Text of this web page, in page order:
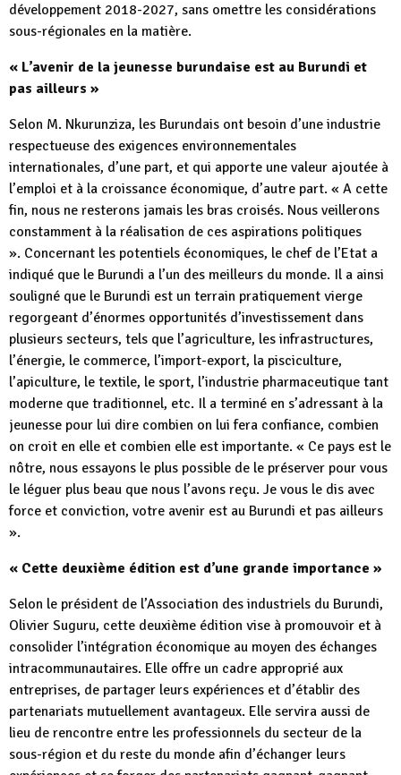
développement 2018-2027, sans omettre les considérations
sous-régionales en la matière.
« L’avenir de la jeunesse burundaise est au Burundi et
pas ailleurs »
Selon M. Nkurunziza, les Burundais ont besoin d’une industrie
respectueuse des exigences environnementales
internationales, d’une part, et qui apporte une valeur ajoutée à
l’emploi et à la croissance économique, d’autre part. « A cette
fin, nous ne resterons jamais les bras croisés. Nous veillerons
constamment à la réalisation de ces aspirations politiques
». Concernant les potentiels économiques, le chef de l’Etat a
indiqué que le Burundi a l’un des meilleurs du monde. Il a ainsi
souligné que le Burundi est un terrain pratiquement vierge
regorgeant d’énormes opportunités d’investissement dans
plusieurs secteurs, tels que l’agriculture, les infrastructures,
l’énergie, le commerce, l’import-export, la pisciculture,
l’apiculture, le textile, le sport, l’industrie pharmaceutique tant
moderne que traditionnel, etc. Il a terminé en s’adressant à la
jeunesse pour lui dire combien on lui fera confiance, combien
on croit en elle et combien elle est importante. « Ce pays est le
nôtre, nous essayons le plus possible de le préserver pour vous
le léguer plus beau que nous l’avons reçu. Je vous le dis avec
force et conviction, votre avenir est au Burundi et pas ailleurs
».
« Cette deuxième édition est d’une grande importance »
Selon le président de l’Association des industriels du Burundi,
Olivier Suguru, cette deuxième édition vise à promouvoir et à
consolider l’intégration économique au moyen des échanges
intracommunautaires. Elle offre un cadre approprié aux
entreprises, de partager leurs expériences et d’établir des
partenariats mutuellement avantageux. Elle servira aussi de
lieu de rencontre entre les professionnels du secteur de la
sous-région et du reste du monde afin d’échanger leurs